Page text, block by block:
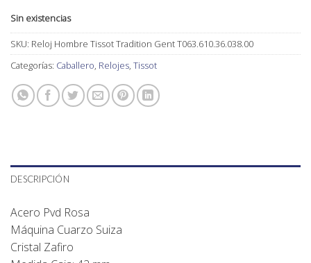
Sin existencias
SKU: Reloj Hombre Tissot Tradition Gent T063.610.36.038.00
Categorías: Caballero, Relojes, Tissot
DESCRIPCIÓN
Acero Pvd Rosa
Máquina Cuarzo Suiza
Cristal Zafiro